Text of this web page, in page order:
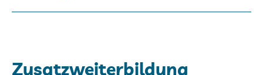
Zusatzweiterbildung